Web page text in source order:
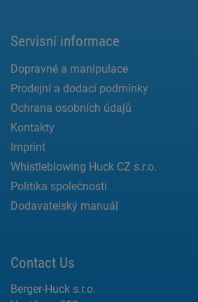
Servisní informace
Dopravné a manipulace
Prodejní a dodací podmínky
Ochrana osobních údajů
Kontakty
Imprint
Whistleblowing Huck CZ s.r.o.
Politika společnosti
Dodavatelský manuál
Contact Us
Berger-Huck s.r.o.